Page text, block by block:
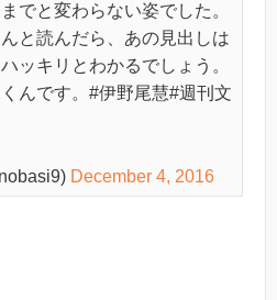
でと変わらない姿でした。
と読んだら、あの見出しは
ッキリとわかるでしょう。
んです。#伊野尾慧#週刊文
December 4, 2016